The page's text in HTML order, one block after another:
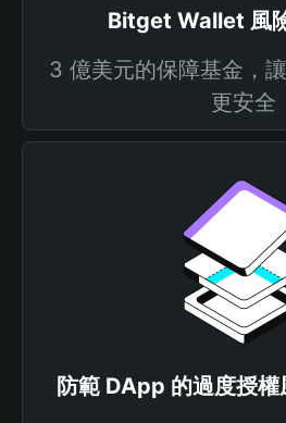
Bitget Wallet 風
3 億美元的保障基金，
更安全
防範 DApp 的過度授